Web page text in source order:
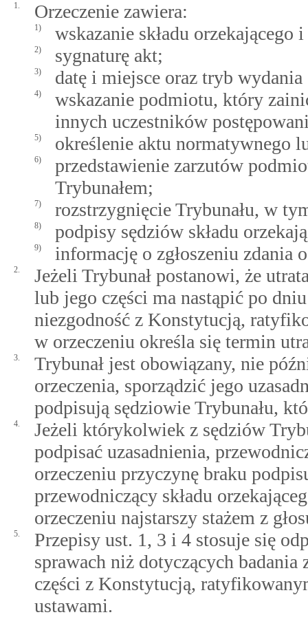
1. Orzeczenie zawiera:
1) wskazanie składu orzekającego
2) sygnaturę akt;
3) datę i miejsce oraz tryb wydania
4)
wskazanie podmiotu, który
innych uczestników
5) określenie aktu normatywnego
6)
przedstawienie zarzutów
Trybunałem;
7) rozstrzygnięcie Trybunału, w
8) podpisy sędziów składu
9) informację o zgłoszeniu zdania
2.
Jeżeli Trybunał postanowi, że
lub jego części ma nastąpić po
niezgodność z Konstytucją,
w orzeczeniu określa się termin
3.
Trybunał jest obowiązany, nie
orzeczenia, sporządzić jego
podpisują sędziowie Trybunału,
4.
Jeżeli którykolwiek z sędziów
podpisać uzasadnienia,
orzeczeniu przyczynę braku
przewodniczący składu
orzeczeniu najstarszy stażem z
5.
Przepisy ust. 1, 3 i 4 stosuje się
sprawach niż dotyczących
części z Konstytucją,
ustawami.